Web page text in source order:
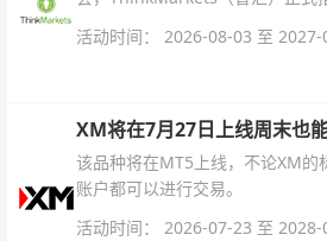
杆配置、支持软件及交易细则。
活动时间： 2026-08-03 至 2027-
XM将在7月27日上线周末也
该品种将在MT5上线，不论XM的
账户都可以进行交易。
活动时间： 2026-07-23 至